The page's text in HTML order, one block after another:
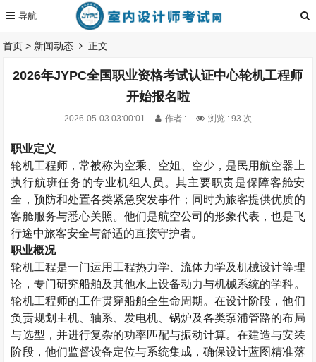
首页 > 新闻动态 正文
2026年JYPC全国职业资格考试认证中心轮机工程师
开始报名啦
2026-05-03 03:00:01 作者 : 浏览 : 93 次
职业定义
轮机工程师，常被称为空乘、空姐、空少，是民用航空器上
执行航班任务的专业机组人员。其主要职责是保障客舱安
全，预防和处置各类紧急突发事件；同时为旅客提供优质的
客舱服务与悉心关照。他们是航空公司的形象代表，也是飞
行途中旅客安全与舒适的直接守护者。
职业概况
轮机工程是一门运用工程热力学、流体力学及机械设计等理
论，专门研究船舶及其他水上设备动力与机械系统的学科。
轮机工程师的工作贯穿船舶全生命周期。在设计阶段，他们
负责规划主机、轴系、发电机、锅炉及各类泵浦管路的布局
与选型，并进行复杂的功率匹配与振动计算。在建造与安装
阶段，他们监督设备定位与系统集成，确保设计蓝图精准落